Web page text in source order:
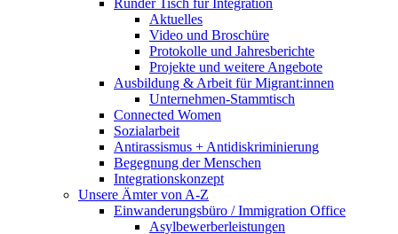
Runder Tisch für Integration
Aktuelles
Video und Broschüre
Protokolle und Jahresberichte
Projekte und weitere Angebote
Ausbildung & Arbeit für Migrant:innen
Unternehmen-Stammtisch
Connected Women
Sozialarbeit
Antirassismus + Antidiskriminierung
Begegnung der Menschen
Integrationskonzept
Unsere Ämter von A-Z
Einwanderungsbüro / Immigration Office
Asylbewerberleistungen